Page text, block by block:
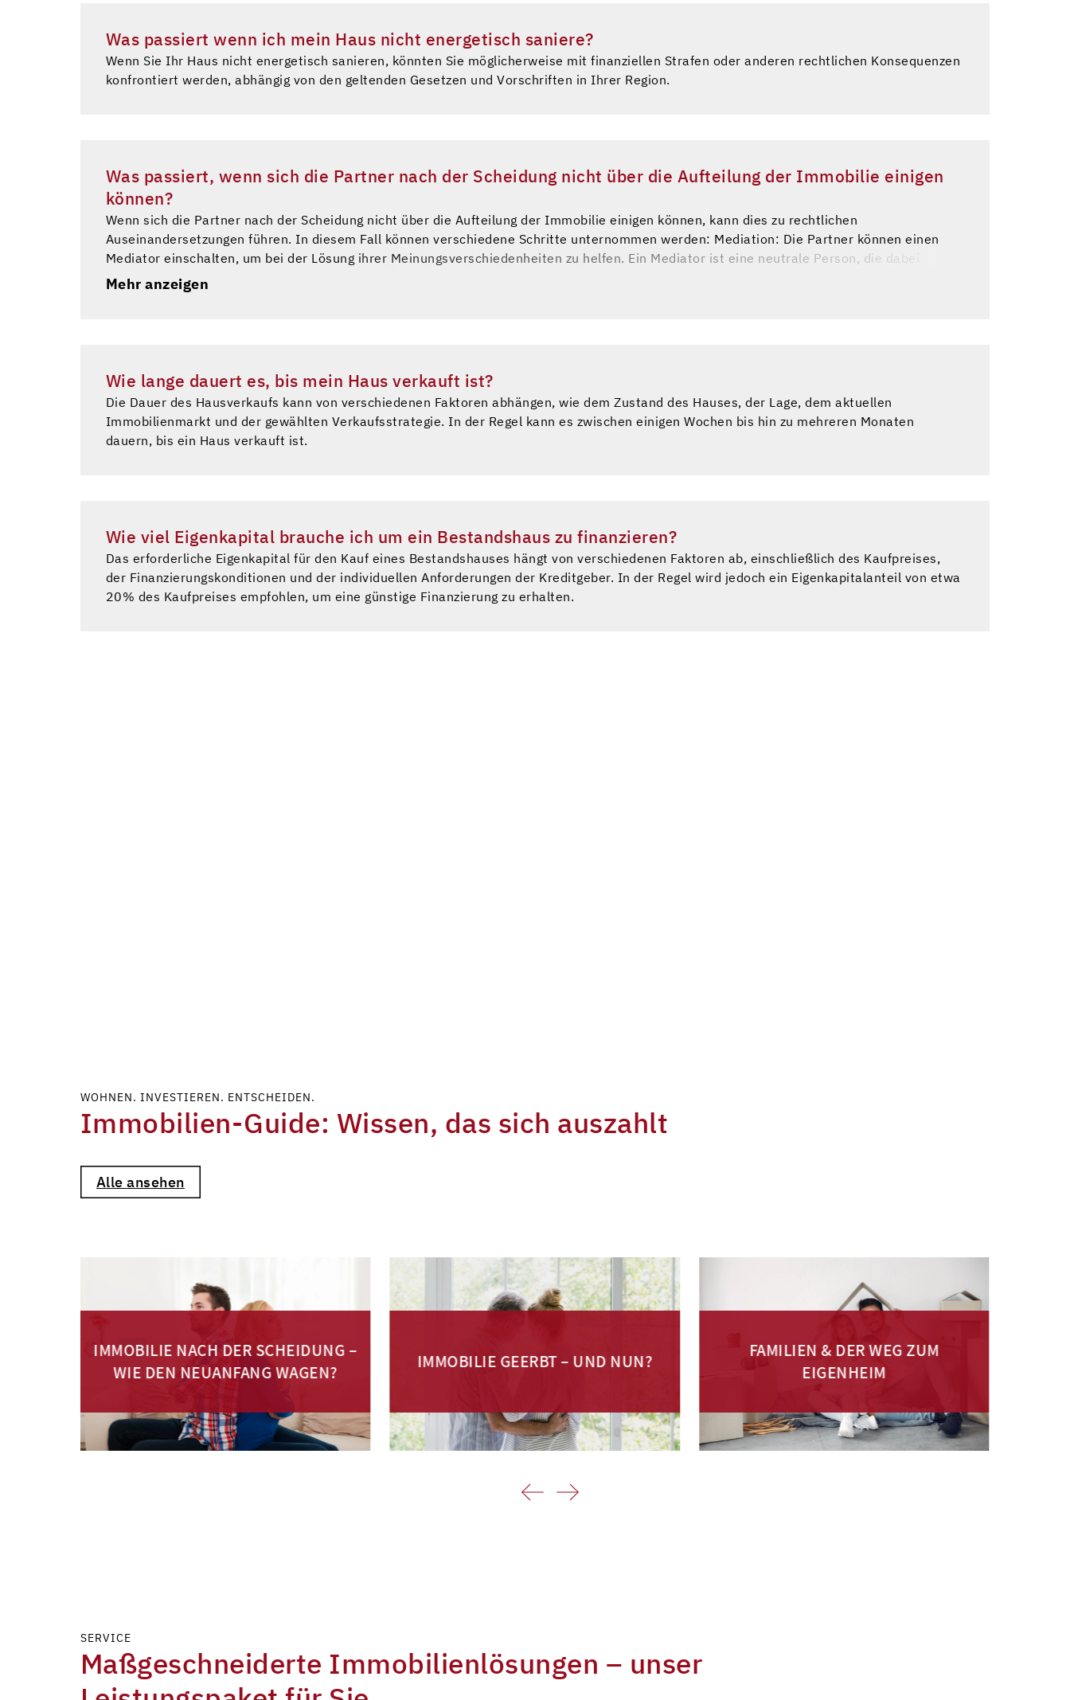
Was passiert wenn ich mein Haus nicht energetisch saniere?
Wenn Sie Ihr Haus nicht energetisch sanieren, könnten Sie möglicherweise mit finanziellen Strafen oder anderen rechtlichen Konsequenzen
konfrontiert werden, abhängig von den geltenden Gesetzen und Vorschriften in Ihrer Region.
Was passiert, wenn sich die Partner nach der Scheidung nicht über die Aufteilung der Immobilie einigen
können?
Wenn sich die Partner nach der Scheidung nicht über die Aufteilung der Immobilie einigen können, kann dies zu rechtlichen
Auseinandersetzungen führen. In diesem Fall können verschiedene Schritte unternommen werden: Mediation: Die Partner können einen
Mediator einschalten, um bei der Lösung ihrer Meinungsverschiedenheiten zu helfen. Ein Mediator ist eine neutrale Person, die dabei
unterstützt, eine Einigung zu erzielen, die für beide Parteien akzeptabel ist. Gerichtsverfahren: Wenn eine Einigung durch Verhandlungen
oder Mediation nicht erzielt werden kann, kann einer der Partner rechtliche Schritte einleiten, indem er vor Gericht geht. Das Gericht wird
Wege zur Konfliktlösung zu suchen und professionellen Rat einzuholen, um die besten Optionen zu finden.
Mehr anzeigen
Wie lange dauert es, bis mein Haus verkauft ist?
Die Dauer des Hausverkaufs kann von verschiedenen Faktoren abhängen, wie dem Zustand des Hauses, der Lage, dem aktuellen
Immobilienmarkt und der gewählten Verkaufsstrategie. In der Regel kann es zwischen einigen Wochen bis hin zu mehreren Monaten
dauern, bis ein Haus verkauft ist.
Wie viel Eigenkapital brauche ich um ein Bestandshaus zu finanzieren?
Das erforderliche Eigenkapital für den Kauf eines Bestandshauses hängt von verschiedenen Faktoren ab, einschließlich des Kaufpreises,
der Finanzierungskonditionen und der individuellen Anforderungen der Kreditgeber. In der Regel wird jedoch ein Eigenkapitalanteil von etwa
20% des Kaufpreises empfohlen, um eine günstige Finanzierung zu erhalten.
WOHNEN. INVESTIEREN. ENTSCHEIDEN.
Immobilien-Guide: Wissen, das sich auszahlt
Alle ansehen
IMMOBILIE NACH DER SCHEIDUNG –
WIE DEN NEUANFANG WAGEN?
IMMOBILIE GEERBT – UND NUN?
FAMILIEN & DER WEG ZUM
EIGENHEIM
SERVICE
Maßgeschneiderte Immobilienlösungen – unser